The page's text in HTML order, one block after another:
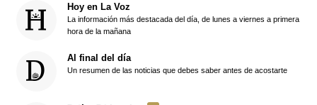
Hoy en La Voz
La información más destacada del día, de lunes a viernes a primera
hora de la mañana
Al final del día
Un resumen de las noticias que debes saber antes de acostarte